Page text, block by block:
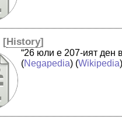
[History]
“26 юли е 207-ият ден
(Negapedia) (Wikipedia